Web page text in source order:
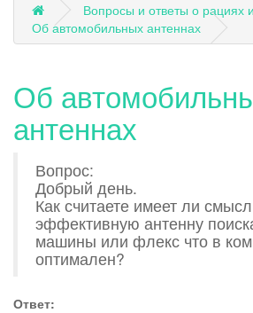
Вопросы и ответы о рациях
Об автомобильных антеннах
Об
антеннах
Вопрос:
Добрый день.
Как считаете имеет ли
эффективную антенну
машины или флекс что в
оптимален?
Ответ: